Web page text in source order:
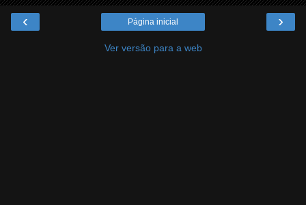
‹ ›
Página inicial
Ver versão para a web